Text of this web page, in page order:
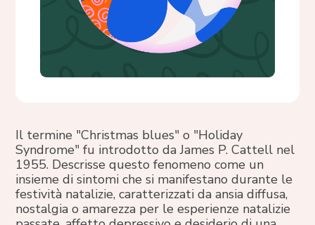
Il termine "Christmas blues" o "Holiday
Syndrome" fu introdotto da James P. Cattell nel
1955. Descrisse questo fenomeno come un
insieme di sintomi che si manifestano durante le
festività natalizie, caratterizzati da ansia diffusa,
nostalgia o amarezza per le esperienze natalizie